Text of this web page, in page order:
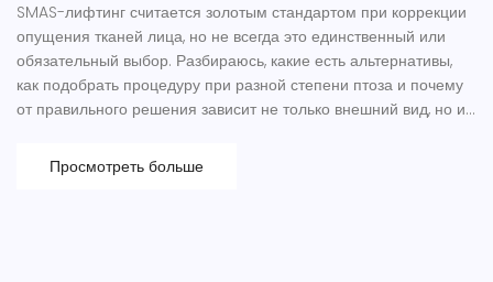
SMAS-лифтинг считается золотым стандартом при коррекции
опущения тканей лица, но не всегда это единственный или
обязательный выбор. Разбираюсь, какие есть альтернативы,
как подобрать процедуру при разной степени птоза и почему
от правильного решения зависит не только внешний вид, но и
— всё, что нужно, чтобы понять, какой lifting подойдет именно
вам. Актуальные методы, личный опыт пациентов и научные
Просмотреть больше